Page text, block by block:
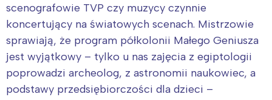
scenografowie TVP czy muzycy czynnie
koncertujący na światowych scenach. Mistrzowie
sprawiają, że program półkolonii Małego Geniusza
jest wyjątkowy – tylko u nas zajęcia z egiptologii
poprowadzi archeolog, z astronomii naukowiec, a
podstawy przedsiębiorczości dla dzieci –